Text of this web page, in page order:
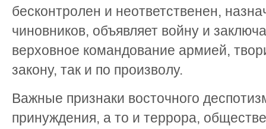
бесконтролен и неответственен,
чиновников, объявляет войну и
верховное командование армией,
закону, так и по произволу.
Важные признаки восточного
принуждения, а то и террора,